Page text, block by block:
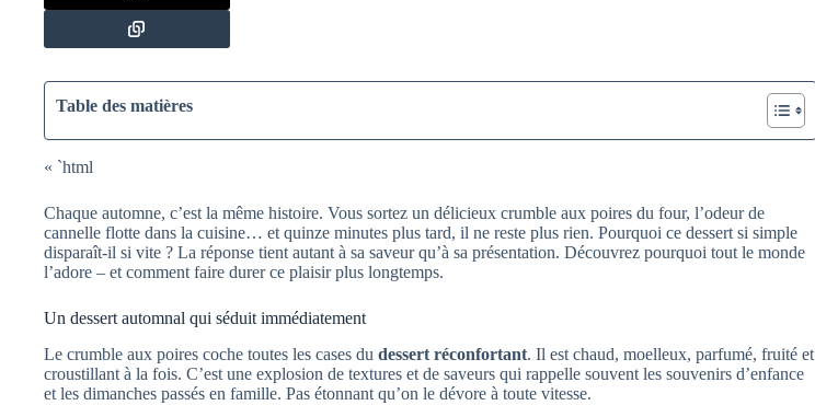
Table des matières
« `html
Chaque automne, c’est la même histoire. Vous sortez un délicieux crumble aux poires du four, l’odeur de
cannelle flotte dans la cuisine… et quinze minutes plus tard, il ne reste plus rien. Pourquoi ce dessert si simple
disparaît-il si vite ? La réponse tient autant à sa saveur qu’à sa présentation. Découvrez pourquoi tout le monde
l’adore – et comment faire durer ce plaisir plus longtemps.
Un dessert automnal qui séduit immédiatement
Le crumble aux poires coche toutes les cases du dessert réconfortant. Il est chaud, moelleux, parfumé, fruité et
croustillant à la fois. C’est une explosion de textures et de saveurs qui rappelle souvent les souvenirs d’enfance
et les dimanches passés en famille. Pas étonnant qu’on le dévore à toute vitesse.